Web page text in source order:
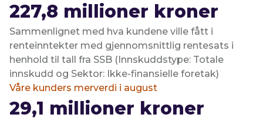
227,8 millioner kroner
Sammenlignet med hva kundene ville fått i
renteinntekter med gjennomsnittlig rentesats i
henhold til tall fra SSB (Innskuddstype: Totale
innskudd og Sektor: Ikke-finansielle foretak)
Våre kunders merverdi i august
29,1 millioner kroner